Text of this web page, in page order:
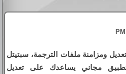
ومزامنة ملفات الترجمة، سبتيتل
مجاني يساعدك على تعديل